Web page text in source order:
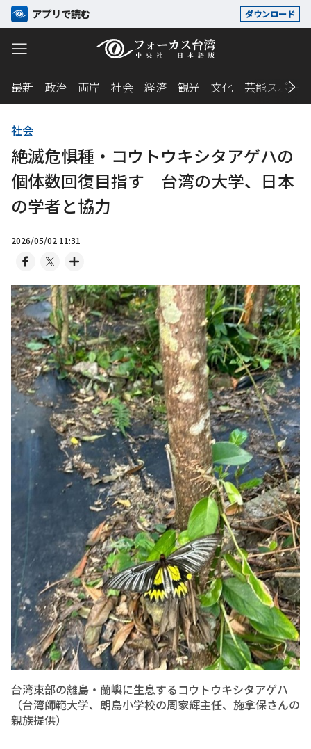
アプリで読む ダウンロード
最新 政治 両岸 社会 経済 観光 文化 芸能スポーツ
社会
絶滅危惧種・コウトウキシタアゲハの
個体数回復目指す 台湾の大学、日本
の学者と協力
2026/05/02 11:31
台湾東部の離島・蘭嶼に生息するコウトウキシタアゲハ
（台湾師範大学、朗島小学校の周家輝主任、施拿保さんの
親族提供）